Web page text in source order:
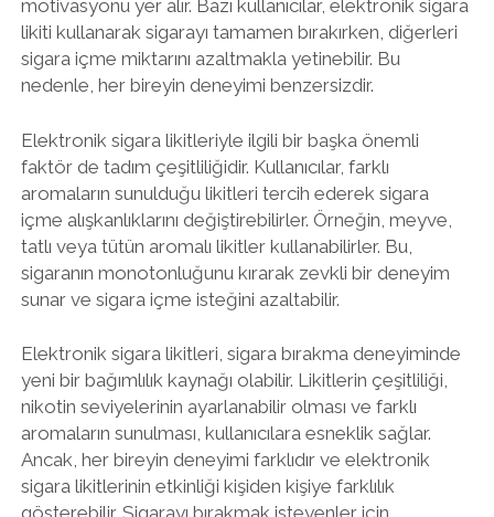
motivasyonu yer alır. Bazı kullanıcılar, elektronik sigara
likiti kullanarak sigarayı tamamen bırakırken, diğerleri
sigara içme miktarını azaltmakla yetinebilir. Bu
nedenle, her bireyin deneyimi benzersizdir.
Elektronik sigara likitleriyle ilgili bir başka önemli
faktör de tadım çeşitliliğidir. Kullanıcılar, farklı
aromaların sunulduğu likitleri tercih ederek sigara
içme alışkanlıklarını değiştirebilirler. Örneğin, meyve,
tatlı veya tütün aromalı likitler kullanabilirler. Bu,
sigaranın monotonluğunu kırarak zevkli bir deneyim
sunar ve sigara içme isteğini azaltabilir.
Elektronik sigara likitleri, sigara bırakma deneyiminde
yeni bir bağımlılık kaynağı olabilir. Likitlerin çeşitliliği,
nikotin seviyelerinin ayarlanabilir olması ve farklı
aromaların sunulması, kullanıcılara esneklik sağlar.
Ancak, her bireyin deneyimi farklıdır ve elektronik
sigara likitlerinin etkinliği kişiden kişiye farklılık
gösterebilir. Sigarayı bırakmak isteyenler için,